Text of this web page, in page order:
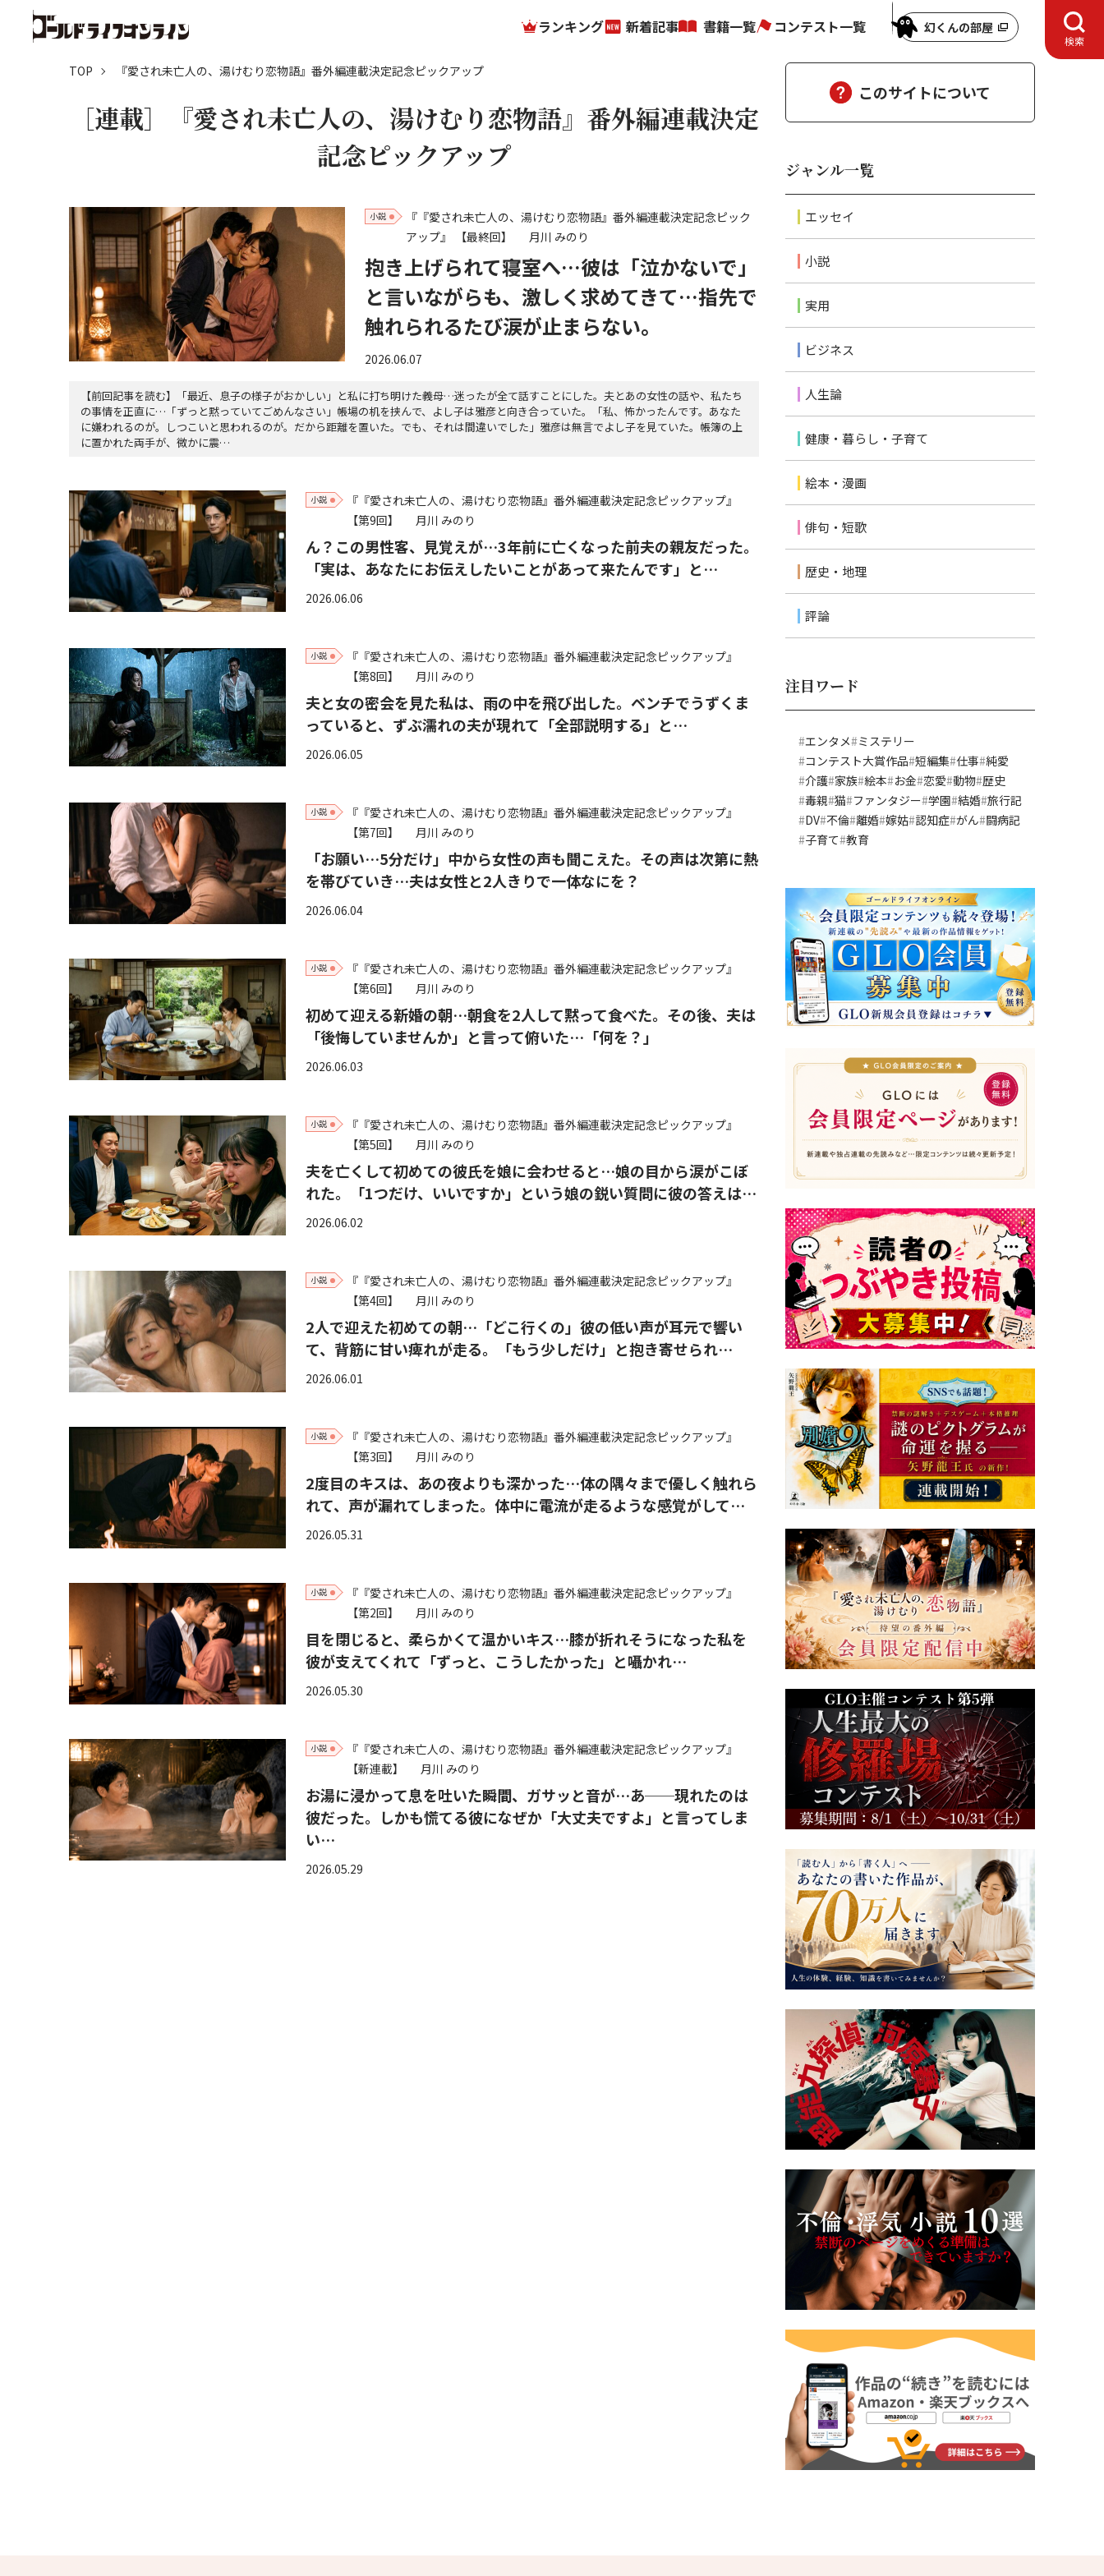
ランキング 新着記事 書籍一覧 コンテスト一覧 幻くんの部屋
検索
TOP 『愛され未亡人の、湯けむり恋物語』番外編連載決定記念ピックアップ
［連載］『愛され未亡人の、湯けむり恋物語』番外編連載決定
記念ピックアップ
小説
『『愛され未亡人の、湯けむり恋物語』番外編連載決定記念ピック
アップ』
【最終回】 月川 みのり
抱き上げられて寝室へ…彼は「泣かないで」
と言いながらも、激しく求めてきて…指先で
触れられるたび涙が止まらない。
2026.06.07
【前回記事を読む】「最近、息子の様子がおかしい」と私に打ち明けた義母…迷ったが全て話すことにした。夫とあの女性の話や、私たち
の事情を正直に…「ずっと黙っていてごめんなさい」帳場の机を挟んで、よし子は雅彦と向き合っていた。「私、怖かったんです。あなた
に嫌われるのが。しつこいと思われるのが。だから距離を置いた。でも、それは間違いでした」雅彦は無言でよし子を見ていた。帳簿の上
に置かれた両手が、微かに震…
小説
『『愛され未亡人の、湯けむり恋物語』番外編連載決定記念ピックアップ』
【第9回】
月川 みのり
ん？この男性客、見覚えが…3年前に亡くなった前夫の親友だった。
「実は、あなたにお伝えしたいことがあって来たんです」と…
2026.06.06
小説
『『愛され未亡人の、湯けむり恋物語』番外編連載決定記念ピックアップ』
【第8回】
月川 みのり
夫と女の密会を見た私は、雨の中を飛び出した。ベンチでうずくま
っていると、ずぶ濡れの夫が現れて「全部説明する」と…
2026.06.05
小説
『『愛され未亡人の、湯けむり恋物語』番外編連載決定記念ピックアップ』
【第7回】
月川 みのり
「お願い…5分だけ」中から女性の声も聞こえた。その声は次第に熱
を帯びていき…夫は女性と2人きりで一体なにを？
2026.06.04
小説
『『愛され未亡人の、湯けむり恋物語』番外編連載決定記念ピックアップ』
【第6回】
月川 みのり
初めて迎える新婚の朝…朝食を2人して黙って食べた。その後、夫は
「後悔していませんか」と言って俯いた…「何を？」
2026.06.03
小説
『『愛され未亡人の、湯けむり恋物語』番外編連載決定記念ピックアップ』
【第5回】
月川 みのり
夫を亡くして初めての彼氏を娘に会わせると…娘の目から涙がこぼ
れた。「1つだけ、いいですか」という娘の鋭い質問に彼の答えは…
2026.06.02
小説
『『愛され未亡人の、湯けむり恋物語』番外編連載決定記念ピックアップ』
【第4回】
月川 みのり
2人で迎えた初めての朝…「どこ行くの」彼の低い声が耳元で響い
て、背筋に甘い痺れが走る。「もう少しだけ」と抱き寄せられ…
2026.06.01
小説
『『愛され未亡人の、湯けむり恋物語』番外編連載決定記念ピックアップ』
【第3回】
月川 みのり
2度目のキスは、あの夜よりも深かった…体の隅々まで優しく触れら
れて、声が漏れてしまった。体中に電流が走るような感覚がして…
2026.05.31
小説
『『愛され未亡人の、湯けむり恋物語』番外編連載決定記念ピックアップ』
【第2回】
月川 みのり
目を閉じると、柔らかくて温かいキス…膝が折れそうになった私を
彼が支えてくれて「ずっと、こうしたかった」と囁かれ…
2026.05.30
小説
『『愛され未亡人の、湯けむり恋物語』番外編連載決定記念ピックアップ』
【新連載】
月川 みのり
お湯に浸かって息を吐いた瞬間、ガサッと音が…あ──現れたのは
彼だった。しかも慌てる彼になぜか「大丈夫ですよ」と言ってしま
い…
2026.05.29
このサイトについて
ジャンル一覧
エッセイ
小説
実用
ビジネス
人生論
健康・暮らし・子育て
絵本・漫画
俳句・短歌
歴史・地理
評論
注目ワード
エンタメ ミステリー
コンテスト大賞作品 短編集 仕事 純愛
介護 家族 絵本 お金 恋愛 動物 歴史
毒親 猫 ファンタジー 学園 結婚 旅行記
DV 不倫 離婚 嫁姑 認知症 がん 闘病記
子育て 教育